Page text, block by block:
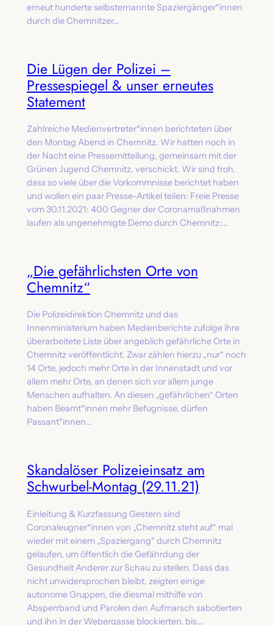
erneut hunderte selbsternannte Spaziergänger*innen
durch die Chemnitzer…
Die Lügen der Polizei –
Pressespiegel & unser erneutes
Statement
Zahlreiche Medienvertreter*innen berichteten über
den Montag Abend in Chemnitz. Wir hatten noch in
der Nacht eine Pressemitteilung, gemeinsam mit der
Grünen Jugend Chemnitz, verschickt. Wir sind froh,
dass so viele über die Vorkommnisse berichtet haben
und wollen ein paar Presse-Artikel teilen: Freie Presse
vom 30.11.2021: 400 Gegner der Coronamaßnahmen
laufen als ungenehmigte Demo durch Chemnitz:…
„Die gefährlichsten Orte von
Chemnitz“
Die Polizeidirektion Chemnitz und das
Innenministerium haben Medienberichte zufolge ihre
überarbeitete Liste über angeblich gefährliche Orte in
Chemnitz veröffentlicht. Zwar zählen hierzu „nur“ noch
14 Orte, jedoch mehr Orte in der Innenstadt und vor
allem mehr Orte, an denen sich vor allem junge
Menschen aufhalten. An diesen „gefährlichen“ Orten
haben Beamt*innen mehr Befugnisse, dürfen
Passant*innen…
Skandalöser Polizeieinsatz am
Schwurbel-Montag (29.11.21)
Einleitung & Kurzfassung Gestern sind
Coronaleugner*innen von „Chemnitz steht auf“ mal
wieder mit einem „Spaziergang“ durch Chemnitz
gelaufen, um öffentlich die Gefährdung der
Gesundheit Anderer zur Schau zu stellen. Dass das
nicht unwidersprochen bleibt, zeigten einige
autonome Gruppen, die diesmal mithilfe von
Absperrband und Parolen den Aufmarsch sabotierten
und ihn in der Webergasse blockierten, bis…